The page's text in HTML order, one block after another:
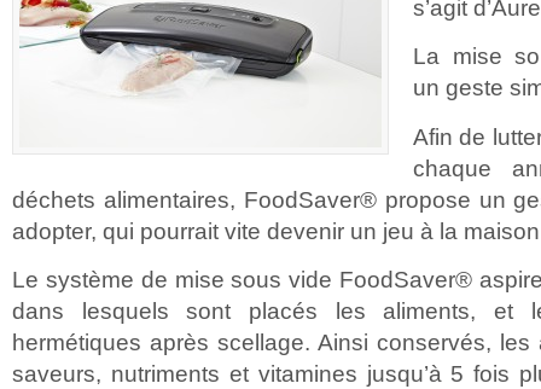
s’agit
La mise
un geste
Afin de
chaque
déchets alimentaires, FoodSaver® propose un
adopter, qui pourrait vite devenir un jeu à la
Le système de mise sous vide FoodSaver®
dans lesquels sont placés les aliments, et
hermétiques après scellage. Ainsi conservés,
saveurs, nutriments et vitamines jusqu’à 5 fois